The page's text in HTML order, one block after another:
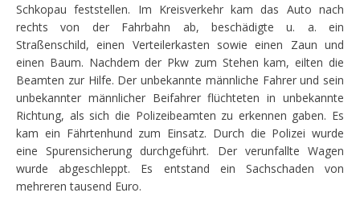
Schkopau feststellen. Im Kreisverkehr kam das Auto nach
rechts von der Fahrbahn ab, beschädigte u. a. ein
Straßenschild, einen Verteilerkasten sowie einen Zaun und
einen Baum. Nachdem der Pkw zum Stehen kam, eilten die
Beamten zur Hilfe. Der unbekannte männliche Fahrer und sein
unbekannter männlicher Beifahrer flüchteten in unbekannte
Richtung, als sich die Polizeibeamten zu erkennen gaben. Es
kam ein Fährtenhund zum Einsatz. Durch die Polizei wurde
eine Spurensicherung durchgeführt. Der verunfallte Wagen
wurde abgeschleppt. Es entstand ein Sachschaden von
mehreren tausend Euro.